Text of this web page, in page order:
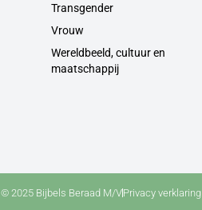
Transgender
Vrouw
Wereldbeeld, cultuur en
maatschappij
© 2025 Bijbels Beraad M/VPrivacy verklaring